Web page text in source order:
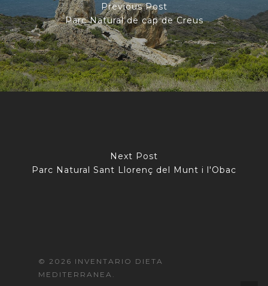
Previous Post
Parc Natural de cap de Creus
Next Post
Parc Natural Sant Llorenç del Munt i l'Obac
© 2026 INVENTARIO DIETA
MEDITERRANEA.